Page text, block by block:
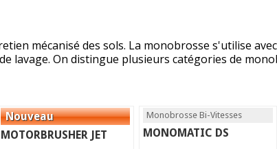
mécanisé des sols. La monobrosse s'utilise
lavage. On distingue plusieurs catégories de
MOTORBRUSHER JET
Monobrosse Bi-Vitesses
MONOMATIC DS